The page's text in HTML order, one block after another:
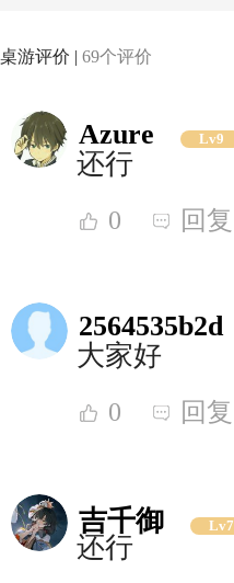
桌游评价 | 69个评价
Azure Lv9
还行
0 回复
2564535b2d
大家好
0 回复
吉千御 Lv7
还行